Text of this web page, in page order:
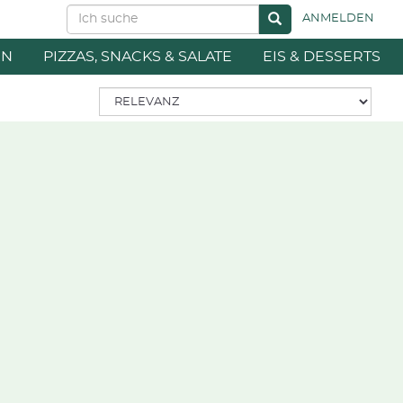
ANMELDEN
PIZZAS, SNACKS & SALATE EIS & DESSERTS